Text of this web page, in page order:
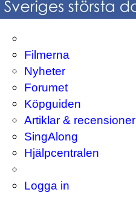
Filmerna
Nyheter
Forumet
Köpguiden
Artiklar & recensioner
SingAlong
Hjälpcentralen
Logga in